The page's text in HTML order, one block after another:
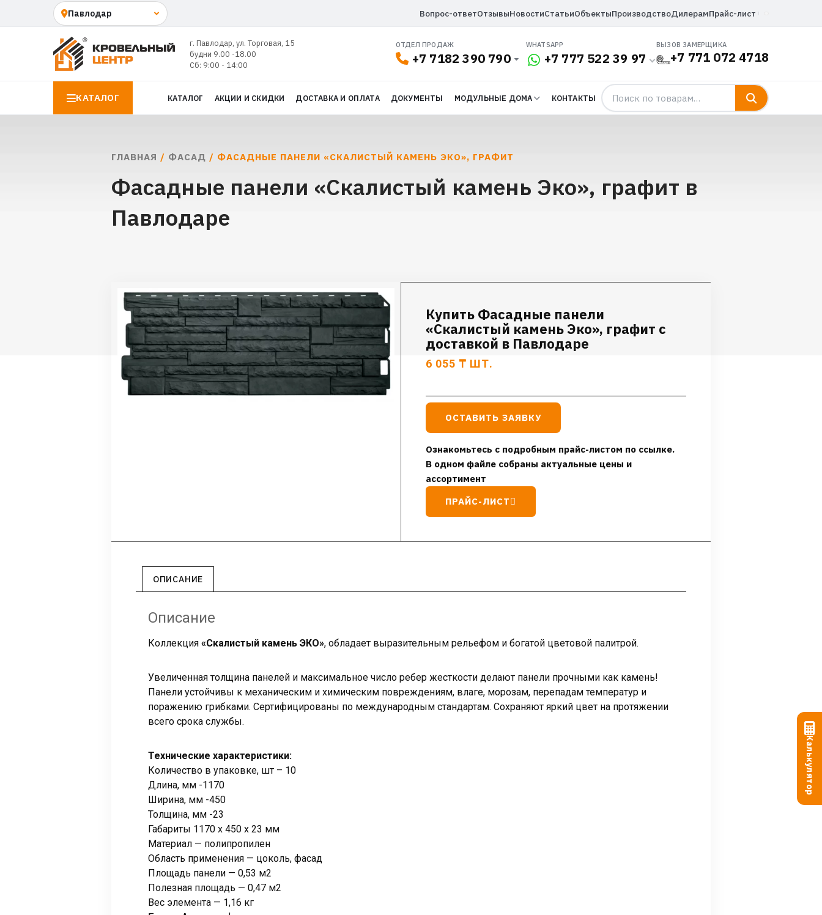
Вопрос-ответОтзывыНовостиСтатьиОбъектыПроизводствоДилерамПрайс-лист
г. Павлодар, ул. Торговая, 15
будни 9.00 -18.00
Сб: 9:00 - 14:00
ОТДЕЛ ПРОДАЖ
+7 7182 390 790
WHATSAPP
+7 777 522 39 97
ВЫЗОВ ЗАМЕРЩИКА
+7 771 072 4718
КАТАЛОГ КАТАЛОГ АКЦИИ И СКИДКИ ДОСТАВКА И ОПЛАТА ДОКУМЕНТЫ МОДУЛЬНЫЕ ДОМА КОНТАКТЫ
ГЛАВНАЯ / ФАСАД / ФАСАДНЫЕ ПАНЕЛИ «СКАЛИСТЫЙ КАМЕНЬ ЭКО», ГРАФИТ
Фасадные панели «Скалистый камень Эко», графит в
Павлодаре
Купить Фасадные панели
«Скалистый камень Эко», графит с
доставкой в Павлодаре
6 055 ₸ ШТ.
ОСТАВИТЬ ЗАЯВКУ
Ознакомьтесь с подробным прайс-листом по ссылке.
В одном файле собраны актуальные цены и
ассортимент
ПРАЙС-ЛИСТ
ОПИСАНИЕ
Описание
Коллекция «Скалистый камень ЭКО», обладает выразительным рельефом и богатой цветовой палитрой.
Увеличенная толщина панелей и максимальное число ребер жесткости делают панели прочными как камень!
Панели устойчивы к механическим и химическим повреждениям, влаге, морозам, перепадам температур и
поражению грибками. Сертифицированы по международным стандартам. Сохраняют яркий цвет на протяжении
всего срока службы.
Технические характеристики:
Количество в упаковке, шт – 10
Длина, мм -1170
Ширина, мм -450
Толщина, мм -23
Габариты 1170 x 450 x 23 мм
Материал — полипропилен
Область применения — цоколь, фасад
Площадь панели — 0,53 м2
Полезная площадь — 0,47 м2
Вес элемента — 1,16 кг
Калькулятор